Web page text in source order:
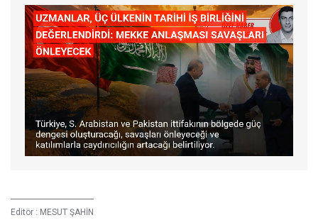
Editör : MESUT ŞAHİN